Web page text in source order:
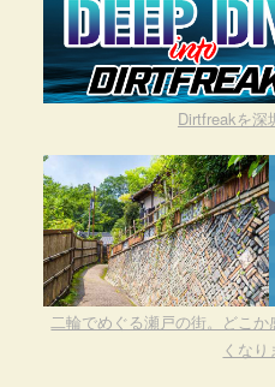
Dirtfreakを深
二輪でめぐる瀬戸の街。どこ
くなり